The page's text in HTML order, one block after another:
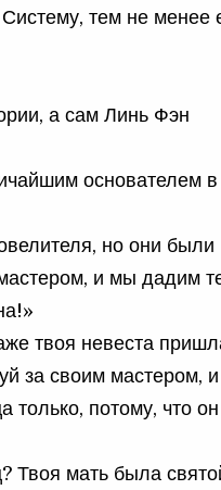
тем не менее
а сам Линь Фэн
основателем в
но они были
и мы дадим
твоя невеста
за своим мастером,
потому, что он
Твоя мать была